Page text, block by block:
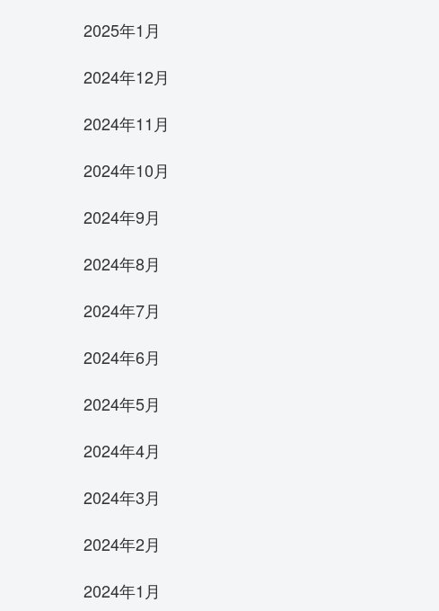
2025年1月
2024年12月
2024年11月
2024年10月
2024年9月
2024年8月
2024年7月
2024年6月
2024年5月
2024年4月
2024年3月
2024年2月
2024年1月